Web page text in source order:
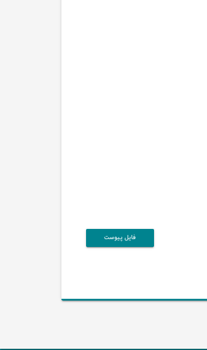
فایل پیوست